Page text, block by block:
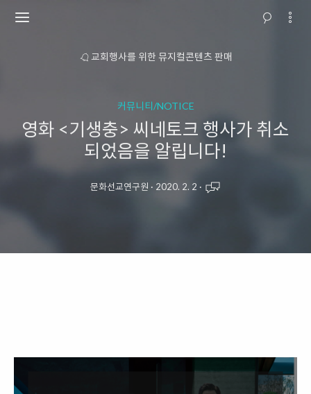
교회행사를 위한 뮤지컬콘텐츠 판매
커뮤니티/NOTICE
영화 <기생충> 씨네토크 행사가 취소
되었음을 알립니다!
문화선교연구원 · 2020. 2. 2 ·